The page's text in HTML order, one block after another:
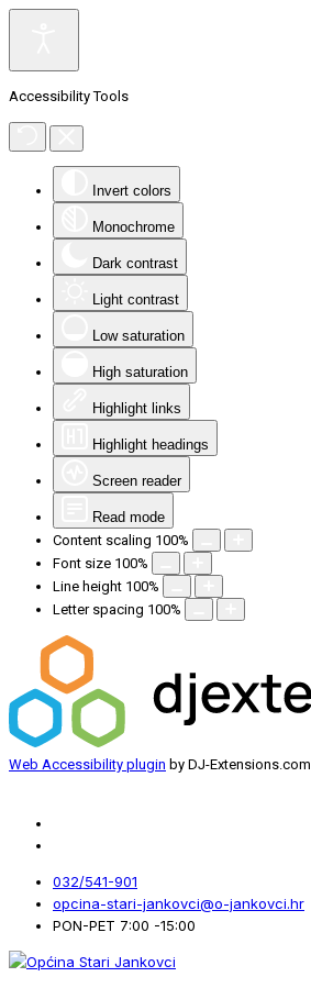
Accessibility Tools
Invert colors
Monochrome
Dark contrast
Light contrast
Low saturation
High saturation
Highlight links
Highlight headings
Screen reader
Read mode
Content scaling 100%
Font size 100%
Line height 100%
Letter spacing 100%
Web Accessibility plugin by DJ-Extensions.com
032/541-901
opcina-stari-jankovci@o-jankovci.hr
PON-PET 7:00 -15:00